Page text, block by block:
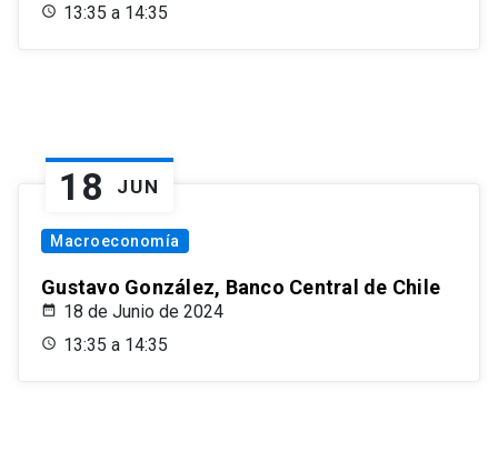
13:35 a 14:35
18 JUN
Macroeconomía
Gustavo González, Banco Central de Chile
18 de Junio de 2024
13:35 a 14:35